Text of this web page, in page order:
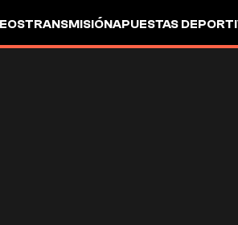
TRANSMISIÓNAPUESTAS